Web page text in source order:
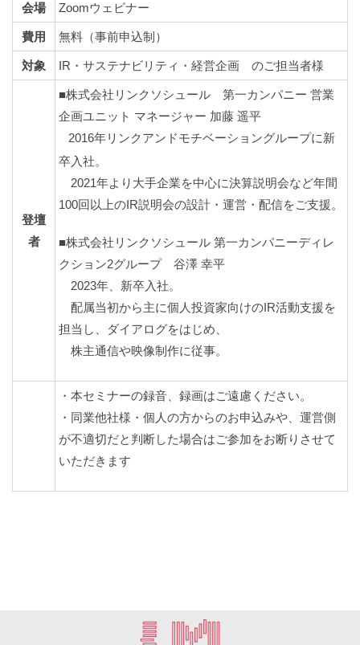
会場 Zoomウェビナー
費用 無料（事前申込制）
対象 IR・サステナビリティ・経営企画 のご担当者様
登壇
者
■株式会社リンクソシュール 第一カンパニー 営業
企画ユニット マネージャー 加藤 遥平
2016年リンクアンドモチベーショングループに新
卒入社。
2021年より大手企業を中心に決算説明会など年間
100回以上のIR説明会の設計・運営・配信をご支援。
■株式会社リンクソシュール 第一カンパニーディレ
クション2グループ 谷澤 幸平
2023年、新卒入社。
配属当初から主に個人投資家向けのIR活動支援を
担当し、ダイアログをはじめ、
株主通信や映像制作に従事。
・本セミナーの録音、録画はご遠慮ください。
・同業他社様・個人の方からのお申込みや、運営側
が不適切だと判断した場合はご参加をお断りさせて
いただきます